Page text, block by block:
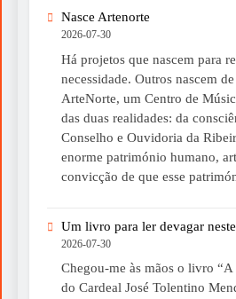
Nasce Artenorte
2026-07-30
Há projetos que nascem para
necessidade. Outros nascem
ArteNorte, um Centro de
das duas realidades: da
Conselho e Ouvidoria da
enorme património humano,
convicção de que esse
Um livro para ler devagar
2026-07-30
Chegou-me às mãos o livro
do Cardeal José Tolentino